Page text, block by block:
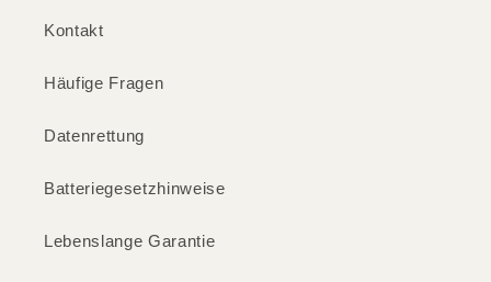
Kontakt
Häufige Fragen
Datenrettung
Batteriegesetzhinweise
Lebenslange Garantie